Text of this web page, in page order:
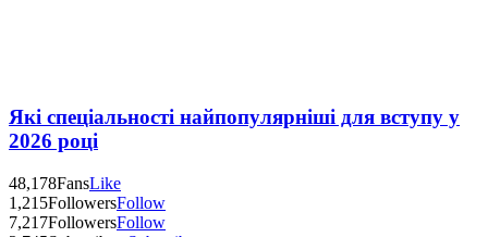
Які спеціальності найпопулярніші для вступу у
2026 році
48,178FansLike
1,215FollowersFollow
7,217FollowersFollow